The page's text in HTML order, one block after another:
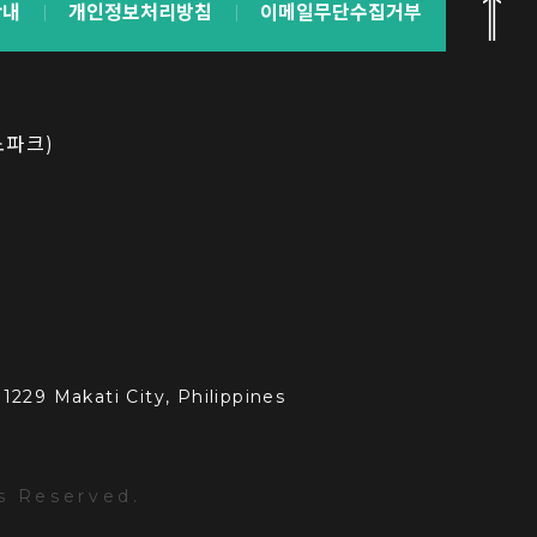
개인정보처리방침 이메일무단수집거부
크)
Makati City, Philippines